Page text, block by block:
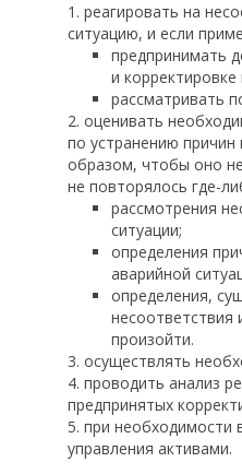
реагировать на
ситуацию, и если
предпринимать
и
рассматривать
оценивать
по устранению причин
образом, чтобы оно
не повторялось где-
рассмотрения
ситуации;
определения
аварийной
определения,
несоответствия
произойти.
осуществлять
проводить анализ
предпринятых
при необходимости
управления активами.